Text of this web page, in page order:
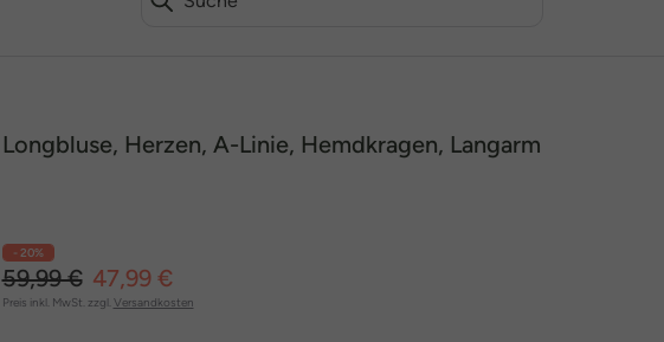
Longbluse, Herzen, A-Linie, Hemdkragen, Langarm
- 20%
59,99 € 47,99 €
Preis inkl. MwSt. zzgl. Versandkosten